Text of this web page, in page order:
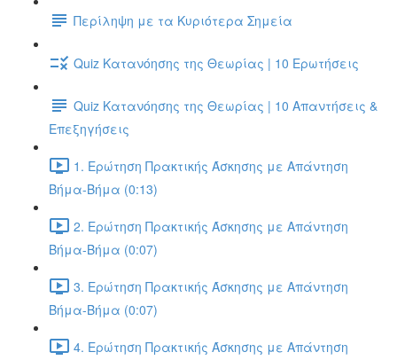
Περίληψη με τα Κυριότερα Σημεία
Quiz Κατανόησης της Θεωρίας | 10 Ερωτήσεις
Quiz Κατανόησης της Θεωρίας | 10 Απαντήσεις &
Επεξηγήσεις
1. Ερώτηση Πρακτικής Άσκησης με Απάντηση
Βήμα-Βήμα (0:13)
2. Ερώτηση Πρακτικής Άσκησης με Απάντηση
Βήμα-Βήμα (0:07)
3. Ερώτηση Πρακτικής Άσκησης με Απάντηση
Βήμα-Βήμα (0:07)
4. Ερώτηση Πρακτικής Άσκησης με Απάντηση